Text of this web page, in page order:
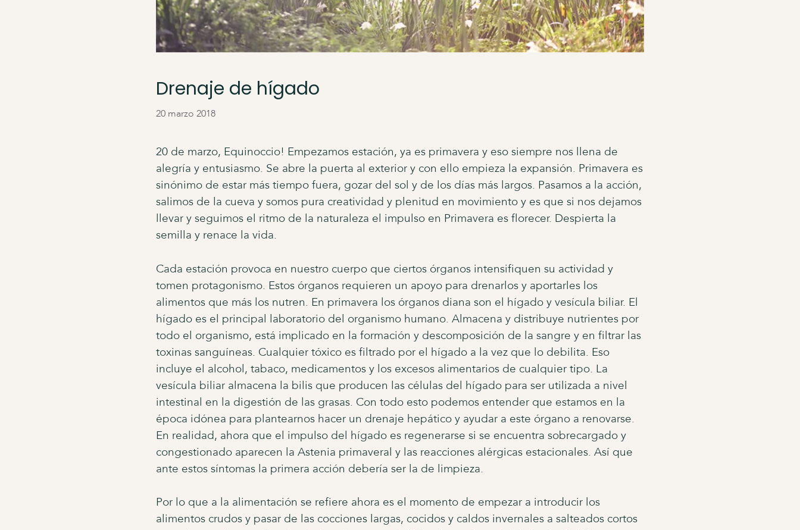
Drenaje de hígado
20 marzo 2018
20 de marzo, Equinoccio! Empezamos estación, ya es primavera y eso siempre nos llena de
alegría y entusiasmo. Se abre la puerta al exterior y con ello empieza la expansión. Primavera es
sinónimo de estar más tiempo fuera, gozar del sol y de los días más largos. Pasamos a la acción,
salimos de la cueva y somos pura creatividad y plenitud en movimiento y es que si nos dejamos
llevar y seguimos el ritmo de la naturaleza el impulso en Primavera es florecer. Despierta la
semilla y renace la vida.
Cada estación provoca en nuestro cuerpo que ciertos órganos intensifiquen su actividad y
tomen protagonismo. Estos órganos requieren un apoyo para drenarlos y aportarles los
alimentos que más los nutren. En primavera los órganos diana son el hígado y vesícula biliar. El
hígado es el principal laboratorio del organismo humano. Almacena y distribuye nutrientes por
todo el organismo, está implicado en la formación y descomposición de la sangre y en filtrar las
toxinas sanguíneas. Cualquier tóxico es filtrado por el hígado a la vez que lo debilita. Eso
incluye el alcohol, tabaco, medicamentos y los excesos alimentarios de cualquier tipo. La
vesícula biliar almacena la bilis que producen las células del hígado para ser utilizada a nivel
intestinal en la digestión de las grasas. Con todo esto podemos entender que estamos en la
época idónea para plantearnos hacer un drenaje hepático y ayudar a este órgano a renovarse.
En realidad, ahora que el impulso del hígado es regenerarse si se encuentra sobrecargado y
congestionado aparecen la Astenia primaveral y las reacciones alérgicas estacionales. Así que
ante estos síntomas la primera acción debería ser la de limpieza.
Por lo que a la alimentación se refiere ahora es el momento de empezar a introducir los
alimentos crudos y pasar de las cocciones largas, cocidos y caldos invernales a salteados cortos